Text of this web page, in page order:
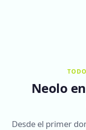
Neolo
Desde el primer